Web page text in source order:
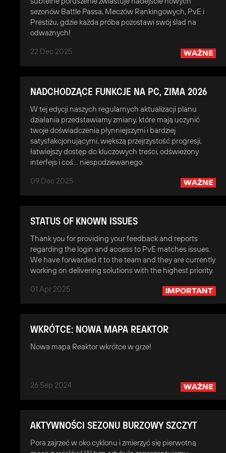
sezonów Battle Passa, Meczów Rankingowych, PvE i
Prestiżu, gdzie każda próba pozostawi swój ślad na
odważnych!
22 Dec 2025
WAŻNE
NADCHODZĄCE FUNKCJE NA PC, ZIMA 2026
W tej edycji naszych regularnych aktualizacji planu
działania przedstawiamy zmiany, które mają uczynić
twoje doświadczenia płynniejszymi i bardziej
satysfakcjonującymi, większą przejrzystość progresji,
łatwiejszy dostęp do kluczowych treści, odświeżony
interfejs i coś… niespodziewanego.
09 Dec 2025
WAŻNE
STATUS OF KNOWN ISSUES
Thank you for providing your feedback and reports
regarding the login and access to PvE matches issues.
We have forwarded it to the team and they are currently
working on delivering solutions with the highest priority.
01 Apr 2025
IMPORTANT
WKRÓTCE: NOWA MAPA REAKTOR
Nowa mapa Reaktor wkrótce w grze!
26 Sep 2024 WAŻNE
AKTYWNOŚCI SEZONU BURZOWY SZCZYT
Pora zajrzeć w oko cyklonu i zmierzyć się pierwotną